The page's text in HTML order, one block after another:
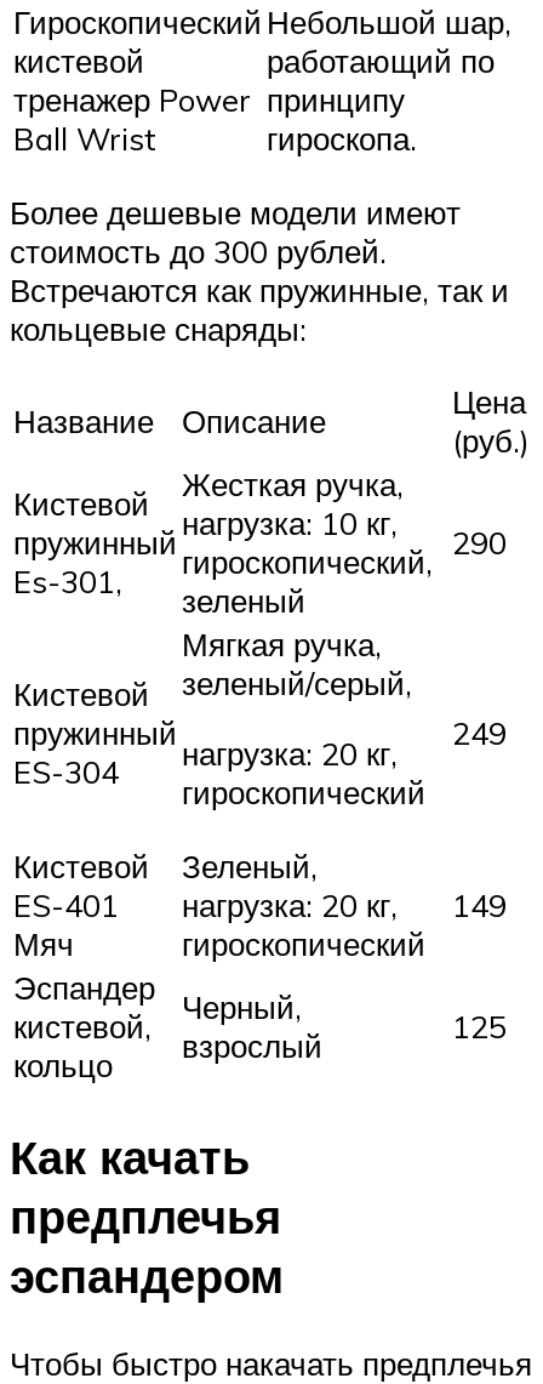
Гироскопический
кистевой
тренажер Power
Ball Wrist
Небольшой шар,
работающий по
принципу
гироскопа.
Более дешевые модели имеют
стоимость до 300 рублей.
Встречаются как пружинные, так и
кольцевые снаряды:
Название Описание
Цена
(руб.)
Кистевой
пружинный
Es-301,
Жесткая ручка,
нагрузка: 10 кг,
гироскопический,
зеленый
290
Кистевой
пружинный
ES-304
Мягкая ручка,
зеленый/серый,
нагрузка: 20 кг,
гироскопический
249
Кистевой
ES-401
Мяч
Зеленый,
нагрузка: 20 кг,
гироскопический
149
Эспандер
кистевой,
кольцо
Черный,
взрослый
125
Как качать
предплечья
эспандером
Чтобы быстро накачать предплечья